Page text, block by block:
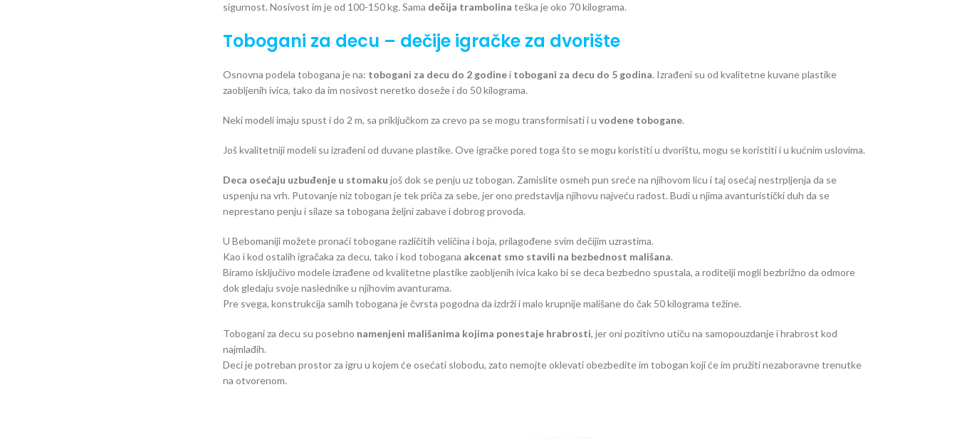
sigurnost. Nosivost im je od 100-150 kg. Sama dečija trambolina teška je oko 70 kilograma.
Tobogani za decu – dečije igračke za dvorište
Osnovna podela tobogana je na: tobogani za decu do 2 godinei tobogani za decu do 5 godina. Izrađeni su od kvalitetne kuvane plastike
zaobljenih ivica, tako da im nosivost neretko doseže i do 50 kilograma.
Neki modeli imaju spust i do 2 m, sa priključkom za crevo pa se mogu transformisati i u vodene tobogane.
Još kvalitetniji modeli su izrađeni od duvane plastike. Ove igračke pored toga što se mogu koristiti u dvorištu, mogu se koristiti i u kućnim uslovima.
Deca osećaju uzbuđenje u stomaku još dok se penju uz tobogan. Zamislite osmeh pun sreće na njihovom licu i taj osećaj nestrpljenja da se
uspenju na vrh. Putovanje niz tobogan je tek priča za sebe, jer ono predstavlja njihovu najveću radost. Budi u njima avanturistički duh da se
neprestano penju i silaze sa tobogana željni zabave i dobrog provoda.
U Bebomaniji možete pronaći tobogane različitih veličina i boja, prilagođene svim dečijim uzrastima.
Kao i kod ostalih igračaka za decu, tako i kod tobogana akcenat smo stavili na bezbednost mališana.
Biramo isključivo modele izrađene od kvalitetne plastike zaobljenih ivica kako bi se deca bezbedno spustala, a roditelji mogli bezbrižno da odmore
dok gledaju svoje naslednike u njihovim avanturama.
Pre svega, konstrukcija samih tobogana je čvrsta pogodna da izdrži i malo krupnije mališane do čak 50 kilograma težine.
Tobogani za decu su posebno namenjeni mališanima kojima ponestaje hrabrosti, jer oni pozitivno utiču na samopouzdanje i hrabrost kod
najmlađih.
Deci je potreban prostor za igru u kojem će osećati slobodu, zato nemojte oklevati obezbedite im tobogan koji će im pružiti nezaboravne trenutke
na otvorenom.